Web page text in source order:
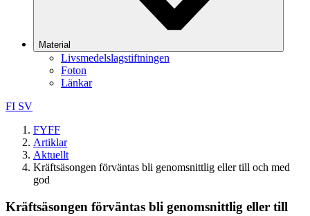
Material
Livsmedelslagstiftningen
Foton
Länkar
FI SV
FYFF
Artiklar
Aktuellt
Kräftsäsongen förväntas bli genomsnittlig eller till och med
god
Kräftsäsongen förväntas bli genomsnittlig eller till